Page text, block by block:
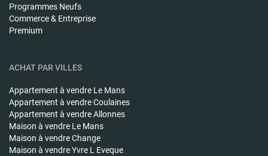
Programmes Neufs
Commerce & Entreprise
Premium
ACHAT PAR VILLES
Appartement à vendre Le Mans
Appartement à vendreCoulaines
Appartement à vendreAllonnes
Maison à vendre Le Mans
Maison à vendreChange
Maison à vendreYvre L Eveque